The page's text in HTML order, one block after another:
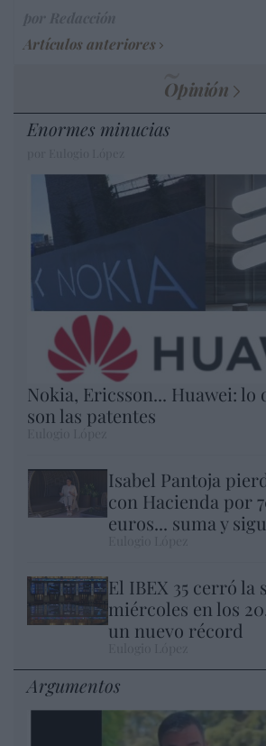
Artículos anteriores
Opinión
Enormes minucias
Nokia, Ericsson... Huawei:
son las patentes
Isabel Pantoja
con Hacienda por
euros... suma y
El IBEX 35 cerró la
miércoles en los
un nuevo récord
Argumentos